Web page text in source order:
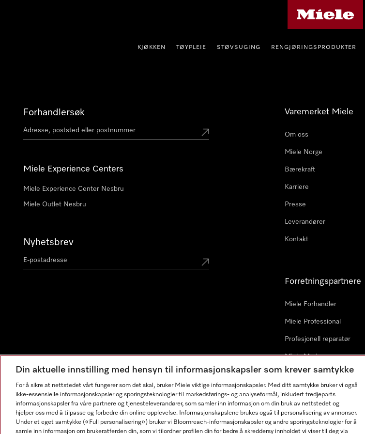
KJØKKEN TØYPLEIE STØVSUGING RENGJØRINGSPRODUKTER
Forhandlersøk
Miele Experience Centers
Miele Experience Center Nesbru
Miele Outlet Nesbru
Nyhetsbrev
Varemerket Miele
Om oss
Miele Norge
Bærekraft
Karriere
Presse
Leverandører
Kontakt
Forretningspartnere
Miele Forhandler
Miele Professional
Profesjonell reparatør
Miele Marine
Arkitekter & byggherrer
Din aktuelle innstilling med hensyn til informasjonskapsler som krever samtykke
For å sikre at nettstedet vårt fungerer som det skal, bruker Miele viktige informasjonskapsler. Med ditt samtykke bruker vi også
ikke-essensielle informasjonskapsler og sporingsteknologier til markedsførings- og analyseformål, inkludert tredjeparts
informasjonskapsler fra våre partnere og tjenesteleverandører, som samler inn informasjon om din bruk av nettstedet og
hjelper oss med å tilpasse og forbedre din online opplevelse. Informasjonskapslene brukes også til personalisering av annonser.
Under et eget samtykke («Full personalisering») bruker vi Bloomreach-informasjonskapsler og andre sporingsteknologier for å
samle inn informasjon om brukeratferden din, som vi tilordner profilen din for bedre å skreddersy innholdet vi viser til deg via